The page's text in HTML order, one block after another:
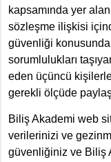
kapsamında yer
sözleşme ilişkisi
güvenliği
sorumlulukları
eden üçüncü
gerekli ölçüde
Biliş Akademi web
verilerinizi ve
güvenliğiniz ve Biliş